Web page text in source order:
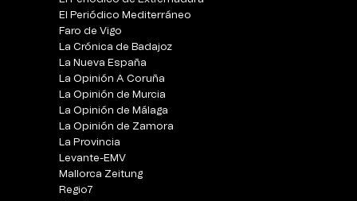
El Periódico Mediterráneo
Faro de Vigo
La Crónica de Badajoz
La Nueva España
La Opinión A Coruña
La Opinión de Murcia
La Opinión de Málaga
La Opinión de Zamora
La Provincia
Levante-EMV
Mallorca Zeitung
Regio7